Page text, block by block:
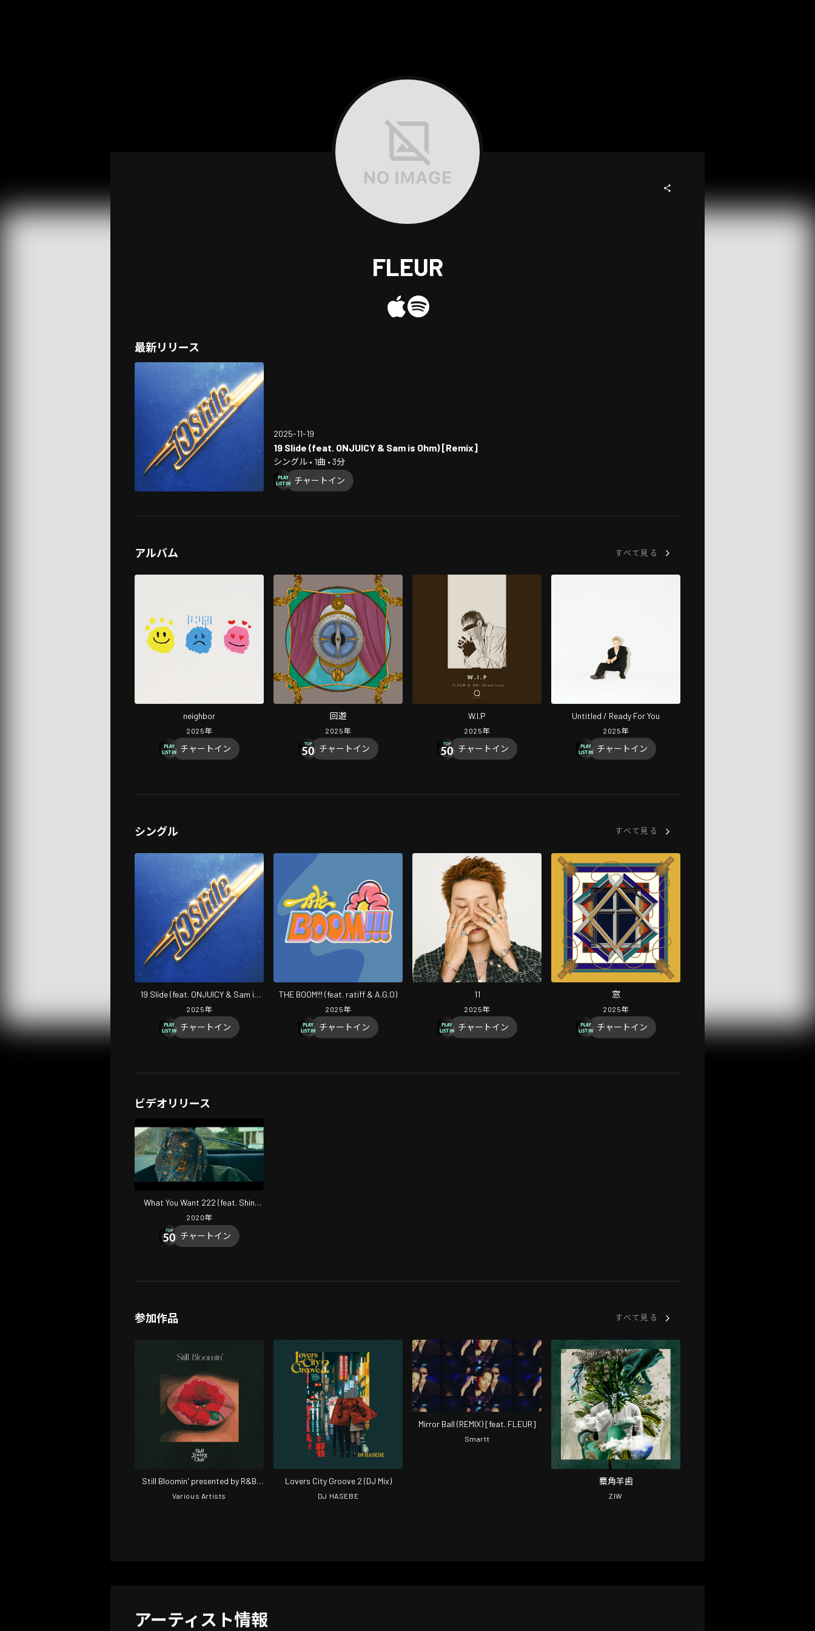
FLEUR
最新リリース
2025-11-19
19 Slide (feat. ONJUICY & Sam is Ohm) [Remix]
シングル • 1曲 • 3分
チャートイン
アルバム すべて見る
neighbor
2025年
チャートイン
回遊
2025年
チャートイン
W.I.P
2025年
チャートイン
Untitled / Ready For You
2025年
チャートイン
シングル すべて見る
19 Slide (feat. ONJUICY & Sam is
Ohm) [Remix]
2025年
チャートイン
THE BOOM!!! (feat. ratiff & A.G.O)
2025年
チャートイン
11
2025年
チャートイン
窓
2025年
チャートイン
ビデオリリース
What You Want 222 (feat. Shin
Sakiura)
2020年
チャートイン
参加作品 すべて見る
Still Bloomin' presented by R&B
Lovers Club (DJ Mix)
Various Artists
Lovers City Groove 2 (DJ Mix)
DJ HASEBE
Mirror Ball (REMIX) [feat. FLEUR]
Smartt
麋角羊歯
ZIW
アーティスト情報